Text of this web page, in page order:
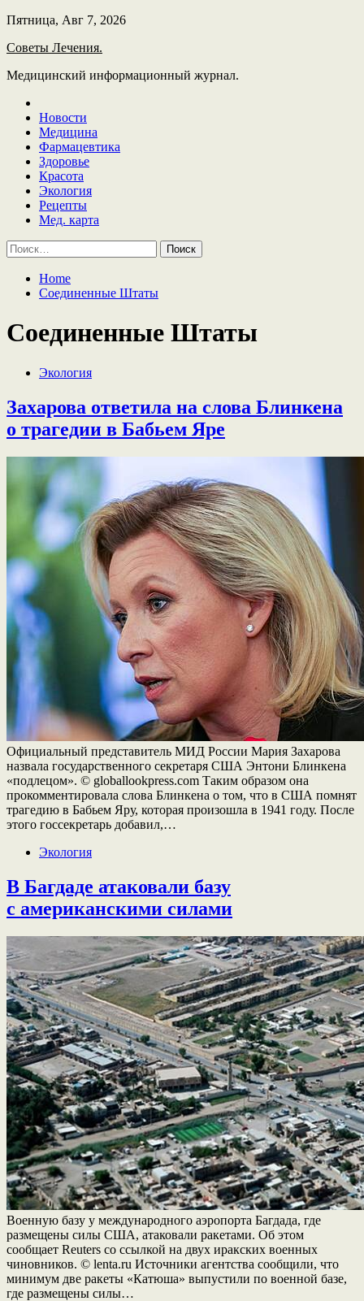
Skip
content
Пятница, Авг 7, 2026
Советы Лечения.
Медицинский информационный журнал.
Новости
Медицина
Фармацевтика
Здоровье
Красота
Экология
Рецепты
Мед. карта
Найти:
Home
Соединенные Штаты
Соединенные Штаты
Экология
Захарова ответила на слова Блинкена
о трагедии в Бабьем Яре
Официальный представитель МИД России Мария Захарова
назвала государственного секретаря США Энтони Блинкена
«подлецом». © globallookpress.com Таким образом она
прокомментировала слова Блинкена о том, что в США помнят
трагедию в Бабьем Яру, которая произошла в 1941 году. После
этого госсекретарь добавил,…
Экология
В Багдаде атаковали базу
с американскими силами
Военную базу у международного аэропорта Багдада, где
размещены силы США, атаковали ракетами. Об этом
сообщает Reuters со ссылкой на двух иракских военных
чиновников. © lenta.ru Источники агентства сообщили, что
минимум две ракеты «Катюша» выпустили по военной базе,
где размещены силы…